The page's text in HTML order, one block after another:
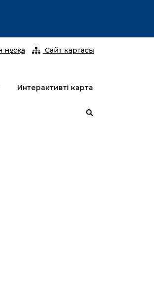
нұсқа Сайт картасы
Интерактивті карта